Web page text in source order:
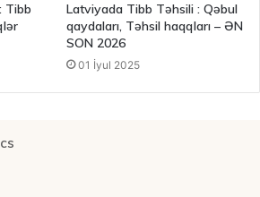
Tibb
Latviyada Tibb Təhsili : Qəbul
qaydaları, Təhsil haqqları – ƏN
SON 2026
01 İyul 2025